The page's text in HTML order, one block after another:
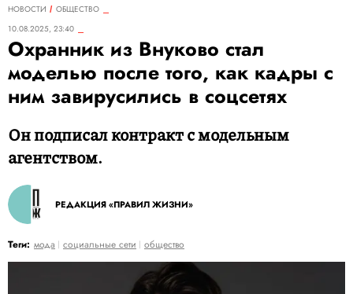
НОВОСТИ
ОБЩЕСТВО
10.08.2025, 23:40
Охранник из Внуково стал
моделью после того, как кадры с
ним завирусились в соцсетях
Он подписал контракт с модельным
агентством.
РЕДАКЦИЯ «ПРАВИЛ ЖИЗНИ»
Теги: мода социальные сети общество